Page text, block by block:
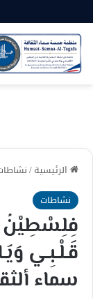
الرئيسية/
نشاطات
فِلِسْطِيْنُ
قَـلْـبِـي
سماء